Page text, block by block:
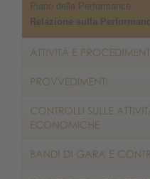
Piano della Performance
Relazione sulla